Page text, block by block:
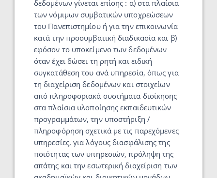
δεδομένων γίνεται επίσης : α) στα πλαίσια
των νόμιμων συμβατικών υποχρεώσεων
του Πανεπιστημίου ή για την επικοινωνία
κατά την προσυμβατική διαδικασία και β)
εφόσον το υποκείμενο των δεδομένων
όταν έχει δώσει τη ρητή και ειδική
συγκατάθεση του ανά υπηρεσία, όπως για
τη διαχείριση δεδομένων και στοιχείων
από πληροφοριακά συστήματα διοίκησης
στα πλαίσια υλοποίησης εκπαιδευτικών
προγραμμάτων, την υποστήριξη /
πληροφόρηση σχετικά με τις παρεχόμενες
υπηρεσίες, για λόγους διασφάλισης της
ποιότητας των υπηρεσιών, πρόληψη της
απάτης και την εσωτερική διαχείριση των